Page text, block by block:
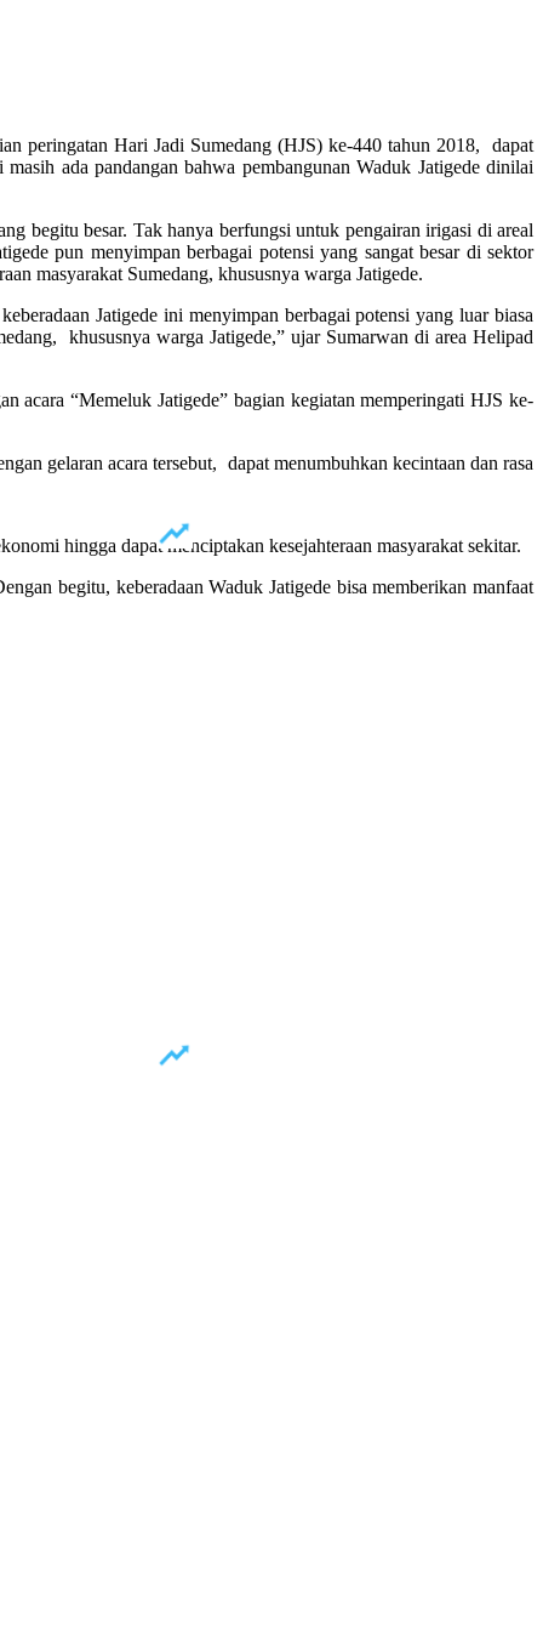
peringatan Hari Jadi Sumedang (HJS) ke-440 tahun 2018, dapat
ada pandangan bahwa pembangunan Waduk Jatigede dinilai
begitu besar. Tak hanya berfungsi untuk pengairan irigasi di areal
pun menyimpan berbagai potensi yang sangat besar di sektor
masyarakat Sumedang, khususnya warga Jatigede.
Jatigede ini menyimpan berbagai potensi yang luar biasa
khususnya warga Jatigede,” ujar Sumarwan di area Helipad
acara “Memeluk Jatigede” bagian kegiatan memperingati HJS ke-
gelaran acara tersebut, dapat menumbuhkan kecintaan dan rasa
hingga dapat menciptakan kesejahteraan masyarakat sekitar.
begitu, keberadaan Waduk Jatigede bisa memberikan manfaat